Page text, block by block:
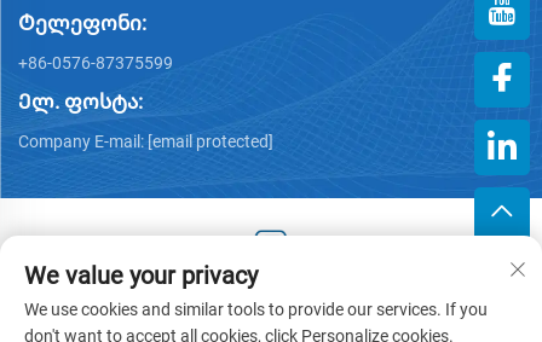
Ტელეფონი:
+86-0576-87375599
Ელ. ფოსტა:
Company E-mail: [email protected]
Copyright © 2025 by Zhejiang Hengjiang Plastic Co., Ltd. -
Კონფიდენციალურობის პოლიტიკა
We value your privacy
We use cookies and similar tools to provide our services. If you
don't want to accept all cookies, click Personalize cookies.